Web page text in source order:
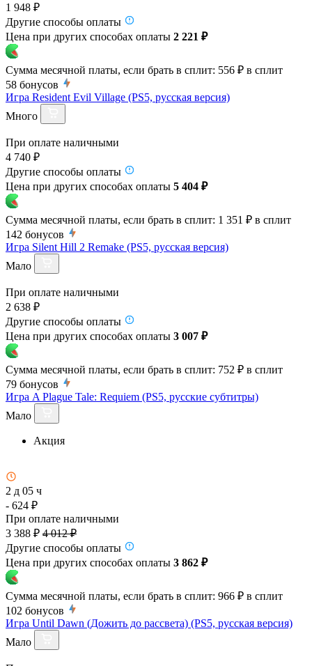
1 948 ₽
Другие способы оплаты
Цена при других способах оплаты 2 221 ₽
Сумма месячной платы, если брать в сплит: 556 ₽ в сплит
58 бонусов
Игра Resident Evil Village (PS5, русская версия)
Много
При оплате наличными
4 740 ₽
Другие способы оплаты
Цена при других способах оплаты 5 404 ₽
Сумма месячной платы, если брать в сплит: 1 351 ₽ в сплит
142 бонусов
Игра Silent Hill 2 Remake (PS5, русская версия)
Мало
При оплате наличными
2 638 ₽
Другие способы оплаты
Цена при других способах оплаты 3 007 ₽
Сумма месячной платы, если брать в сплит: 752 ₽ в сплит
79 бонусов
Игра A Plague Tale: Requiem (PS5, русские субтитры)
Мало
Акция
2 д 05 ч
- 624 ₽
При оплате наличными
3 388 ₽ 4 012 ₽
Другие способы оплаты
Цена при других способах оплаты 3 862 ₽
Сумма месячной платы, если брать в сплит: 966 ₽ в сплит
102 бонусов
Игра Until Dawn (Дожить до рассвета) (PS5, русская версия)
Мало